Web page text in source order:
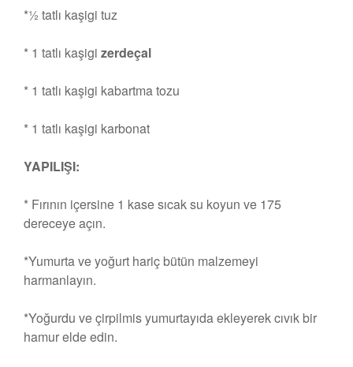
*½ tatlı kaşigi tuz
* 1 tatlı kaşigi zerdeçal
* 1 tatlı kaşigi kabartma tozu
* 1 tatlı kaşigi karbonat
YAPILIŞI:
* Fırının içersine 1 kase sıcak su koyun ve 175
dereceye açın.
*Yumurta ve yoğurt hariç bütün malzemeyi
harmanlayın.
*Yoğurdu ve çirpilmis yumurtayıda ekleyerek cıvık bir
hamur elde edin.